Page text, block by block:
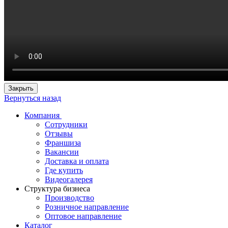
Закрыть
Вернуться назад
Компания
Сотрудники
Отзывы
Франшиза
Вакансии
Доставка и оплата
Где купить
Видеогалерея
Структура бизнеса
Производство
Розничное направление
Оптовое направление
Каталог